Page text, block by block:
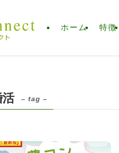
ホーム 特徴
活 – tag –